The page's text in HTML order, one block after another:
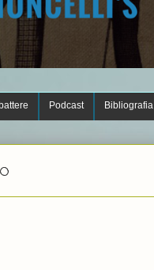
Podcast Bibliografia